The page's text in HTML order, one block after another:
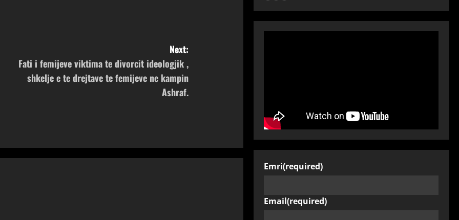
Next:
Fati i femijeve viktima te divorcit ideologjik ,
shkelje e te drejtave te femijeve ne kampin
Ashraf.
Emri(required)
Email(required)